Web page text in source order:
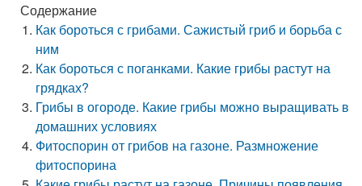
Содержание
Как бороться с грибами. Сажистый гриб и борьба с
ним
Как бороться с поганками. Какие грибы растут на
грядках?
Грибы в огороде. Какие грибы можно выращивать в
домашних условиях
Фитоспорин от грибов на газоне. Размножение
фитоспорина